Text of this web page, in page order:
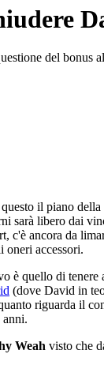
del bonus
questo il piano della
sarà libero dai
c'è ancora da
oneri accessori.
è quello di tenere
(dove David in
riguarda il
anni.
Weah visto che